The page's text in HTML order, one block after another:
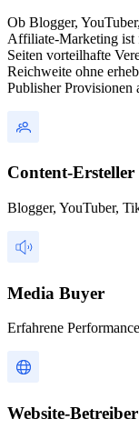
Ob Blogger,
Affiliate-Marketing ist
Seiten vorteilhafte
Reichweite ohne
Publisher Provisionen
Content-Ersteller
Blogger, YouTuber,
Media Buyer
Erfahrene
Website-Betreiber